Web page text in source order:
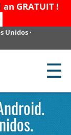
GRATUIT !
Unidos ·
☰